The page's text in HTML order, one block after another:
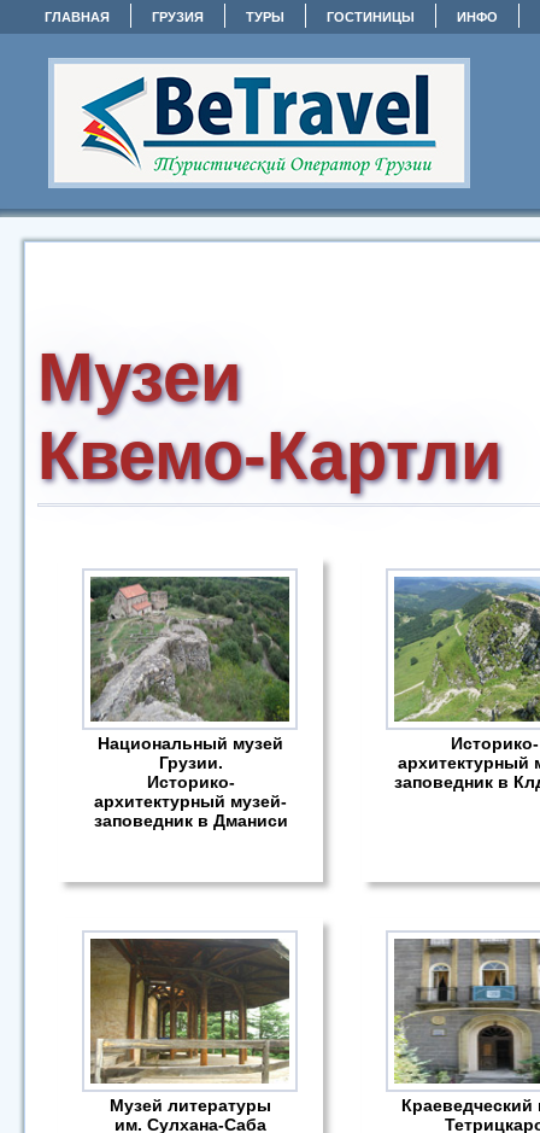
ГЛАВНАЯ ГРУЗИЯ ТУРЫ ГОСТИНИЦЫ ИНФО
Музеи
Квемо-Картли
Национальный музей
Грузии.
Историко-
архитектурный музей-
заповедник в Дманиси
Историко-
архитектурный
заповедник в
Музей литературы
им. Сулхана-Саба
Краеведческий